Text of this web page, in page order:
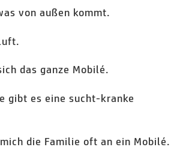
von außen kommt.
das ganze Mobilé.
gibt es eine sucht-kranke
die Familie oft an ein Mobilé.